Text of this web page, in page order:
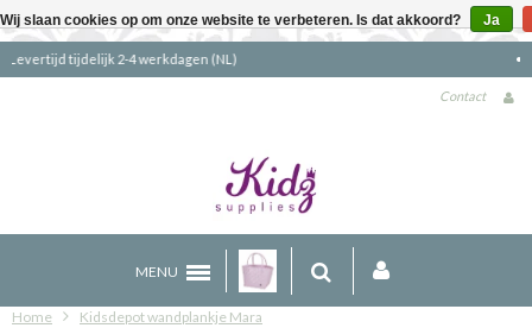
Gratis verzending boven €90 (NL)
Contact
MENU
Home Kidsdepot wandplankje Mara
Wij slaan cookies op om onze website te verbeteren. Is dat akkoord? Ja